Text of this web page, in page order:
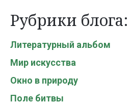
Рубрики блога:
Литературный альбом
Мир искусства
Окно в природу
Поле битвы